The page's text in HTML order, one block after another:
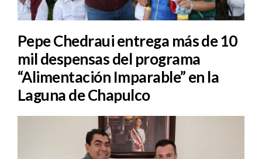
Pepe Chedraui entrega más de 10
mil despensas del programa
“Alimentación Imparable” en la
Laguna de Chapulco